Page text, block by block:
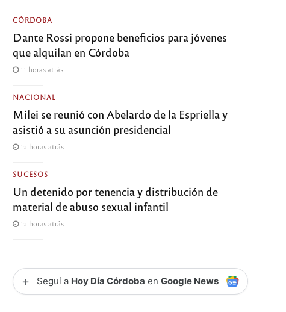
CÓRDOBA
Dante Rossi propone beneficios para jóvenes
que alquilan en Córdoba
11 horas atrás
NACIONAL
Milei se reunió con Abelardo de la Espriella y
asistió a su asunción presidencial
12 horas atrás
SUCESOS
Un detenido por tenencia y distribución de
material de abuso sexual infantil
12 horas atrás
+ Seguí a Hoy Día Córdoba enGoogle News